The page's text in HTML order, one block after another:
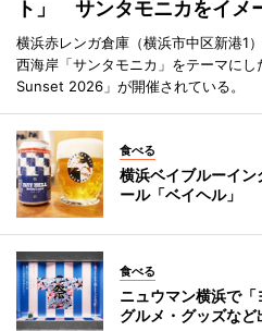
ト」 サンタモニカをイメ
横浜赤レンガ倉庫（横浜市中区新港1
西海岸「サンタモニカ」をテーマに
Sunset 2026」が開催されている。
食べる
横浜ベイブルーイ
ール「ベイヘル」
食べる
ニュウマン横浜で
グルメ・グッズなど